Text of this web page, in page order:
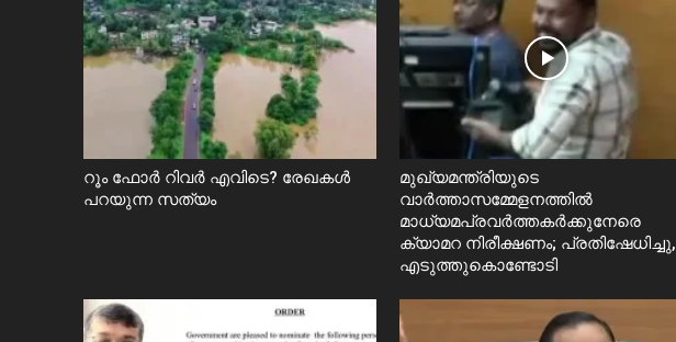
റൂം ഫോർ റിവർ എവിടെ? രേഖകൾ
പറയുന്ന സത്യം
മുഖ്യമന്ത്രിയുടെ
വാർത്താസമ്മേളനത്തിൽ
മാധ്യമപ്രവർത്തകർക്കുനേരെ
ക്യാമറ നിരീക്ഷണം; പ്രതിഷേധിച്ചു,
എടുത്തുകൊണ്ടോടി